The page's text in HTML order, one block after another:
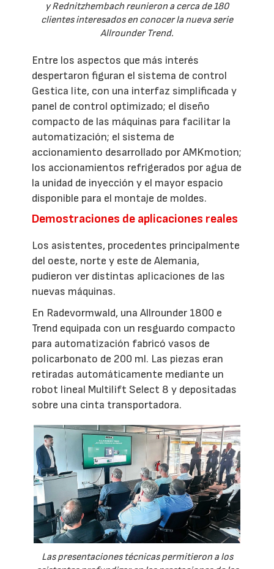
y Rednitzhembach reunieron a cerca de 180
clientes interesados en conocer la nueva serie
Allrounder Trend.
Entre los aspectos que más interés
despertaron figuran el sistema de control
Gestica lite, con una interfaz simplificada y
panel de control optimizado; el diseño
compacto de las máquinas para facilitar la
automatización; el sistema de
accionamiento desarrollado por AMKmotion;
los accionamientos refrigerados por agua de
la unidad de inyección y el mayor espacio
disponible para el montaje de moldes.
Demostraciones de aplicaciones reales
Los asistentes, procedentes principalmente
del oeste, norte y este de Alemania,
pudieron ver distintas aplicaciones de las
nuevas máquinas.
En Radevormwald, una Allrounder 1800 e
Trend equipada con un resguardo compacto
para automatización fabricó vasos de
policarbonato de 200 ml. Las piezas eran
retiradas automáticamente mediante un
robot lineal Multilift Select 8 y depositadas
sobre una cinta transportadora.
Las presentaciones técnicas permitieron a los